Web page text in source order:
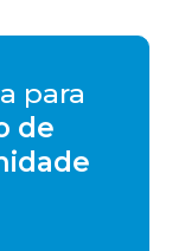
para
de